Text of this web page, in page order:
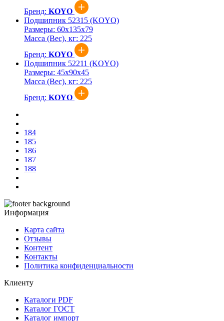
Бренд: KOYO
Подшипник 52315 (KOYO)
Размеры: 60x135x79
Масса (Вес), кг: 225
Бренд: KOYO
Подшипник 52211 (KOYO)
Размеры: 45x90x45
Масса (Вес), кг: 225
Бренд: KOYO
184
185
186
187
188
Информация
Карта сайта
Отзывы
Контент
Контакты
Политика конфиденциальности
Клиенту
Каталоги PDF
Каталог ГОСТ
Каталог импорт